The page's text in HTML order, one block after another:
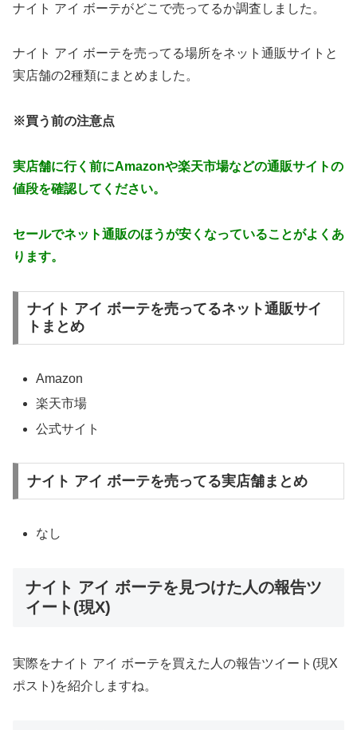
ナイト アイ ボーテがどこで売ってるか調査しました。
ナイト アイ ボーテを売ってる場所をネット通販サイトと
実店舗の2種類にまとめました。
※買う前の注意点
実店舗に行く前にAmazonや楽天市場などの通販サイトの
値段を確認してください。
セールでネット通販のほうが安くなっていることがよくあ
ります。
ナイト アイ ボーテを売ってるネット通販サイ
トまとめ
Amazon
楽天市場
公式サイト
ナイト アイ ボーテを売ってる実店舗まとめ
なし
ナイト アイ ボーテを見つけた人の報告ツ
イート(現X)
実際をナイト アイ ボーテを買えた人の報告ツイート(現X
ポスト)を紹介しますね。